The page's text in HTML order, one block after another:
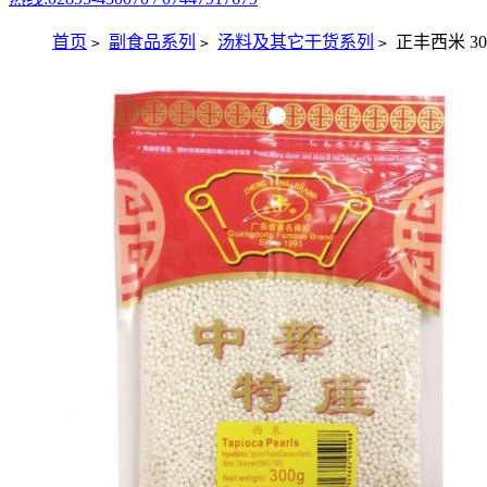
首页 > 副食品系列 > 汤料及其它干货系列 > 正丰西米